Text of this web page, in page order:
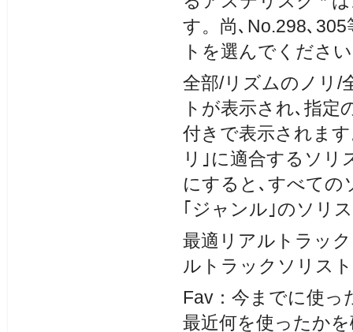
す。尚､No.298､
トを選んでくださ
全部/リズムのノリ/
トが表示され､指
付きで表示されま
リ｣に適合するソリ
にすると､すべての
｢ジャンル｣のソリ
最適リアルトラッ
ルトラックソリス
Fav：今までに使っ
最近何を使ったか